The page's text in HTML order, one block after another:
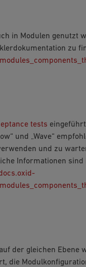
in Modulen genutzt
zu
tests
und „Wave“
und zu
Informationen sind
der gleichen Ebene
die